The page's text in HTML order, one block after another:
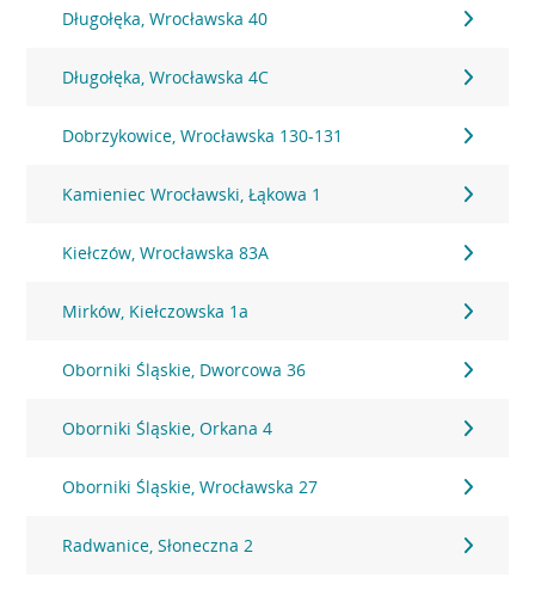
Długołęka, Wrocławska 40
Długołęka, Wrocławska 4C
Dobrzykowice, Wrocławska 130-131
Kamieniec Wrocławski, Łąkowa 1
Kiełczów, Wrocławska 83A
Mirków, Kiełczowska 1a
Oborniki Śląskie, Dworcowa 36
Oborniki Śląskie, Orkana 4
Oborniki Śląskie, Wrocławska 27
Radwanice, Słoneczna 2